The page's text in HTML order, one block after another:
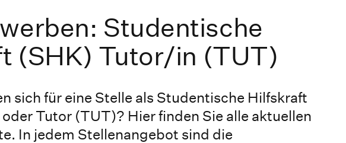
Studentische
(SHK) Tutor/in (TUT)
sich für eine Stelle als Studentische Hilfskraft
Tutor (TUT)? Hier finden Sie alle aktuellen
In jedem Stellenangebot sind die